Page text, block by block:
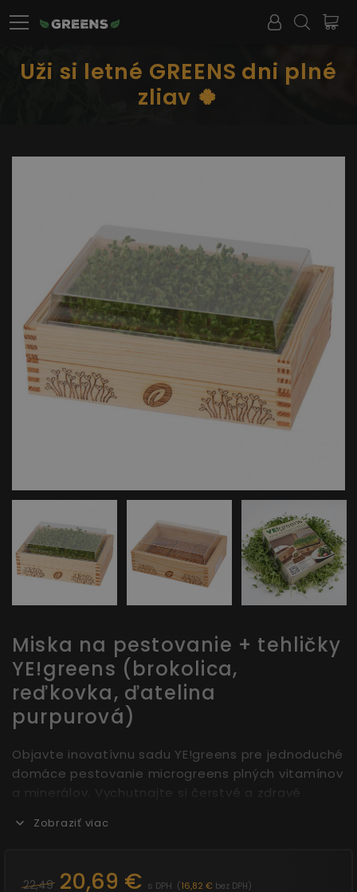
Uži si letné GREENS dni plné
zliav 🍀
Miska na pestovanie + tehličky
YE!greens (brokolica,
reďkovka, ďatelina
purpurová)
Objavte inovatívnu sadu YE!greens pre jednoduché
domáce pestovanie microgreens plných vitamínov
a minerálov. Vychutnajte si čerstvé a zdravé
Táto kompletná a opakovane použiteľná sada
Zobraziť viac
22,49 20,69 € s DPH (16,82 € bez DPH)